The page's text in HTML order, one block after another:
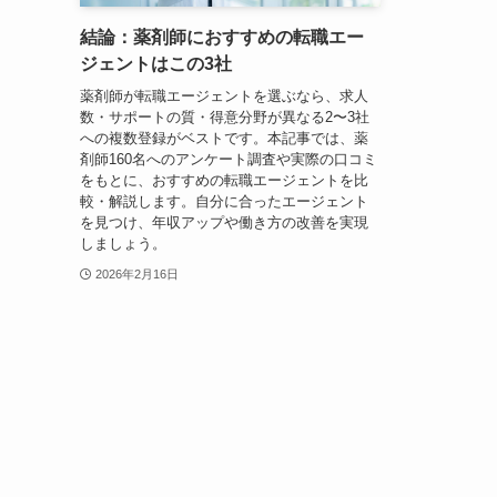
結論：薬剤師におすすめの転職エー
ジェントはこの3社
薬剤師が転職エージェントを選ぶなら、求人
数・サポートの質・得意分野が異なる2〜3社
への複数登録がベストです。本記事では、薬
剤師160名へのアンケート調査や実際の口コミ
をもとに、おすすめの転職エージェントを比
較・解説します。自分に合ったエージェント
を見つけ、年収アップや働き方の改善を実現
しましょう。
2026年2月16日